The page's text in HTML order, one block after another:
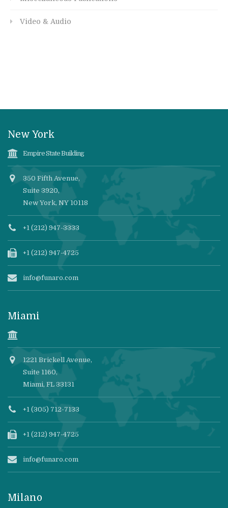
Video & Audio
New York
Empire State Building
350 Fifth Avenue,
Suite 3920,
New York, NY 10118
+1 (212) 947-3333
+1 (212) 947-4725
info@funaro.com
Miami
1221 Brickell Avenue,
Suite 1160,
Miami, FL 33131
+1 (305) 712-7133
+1 (212) 947-4725
info@funaro.com
Milano